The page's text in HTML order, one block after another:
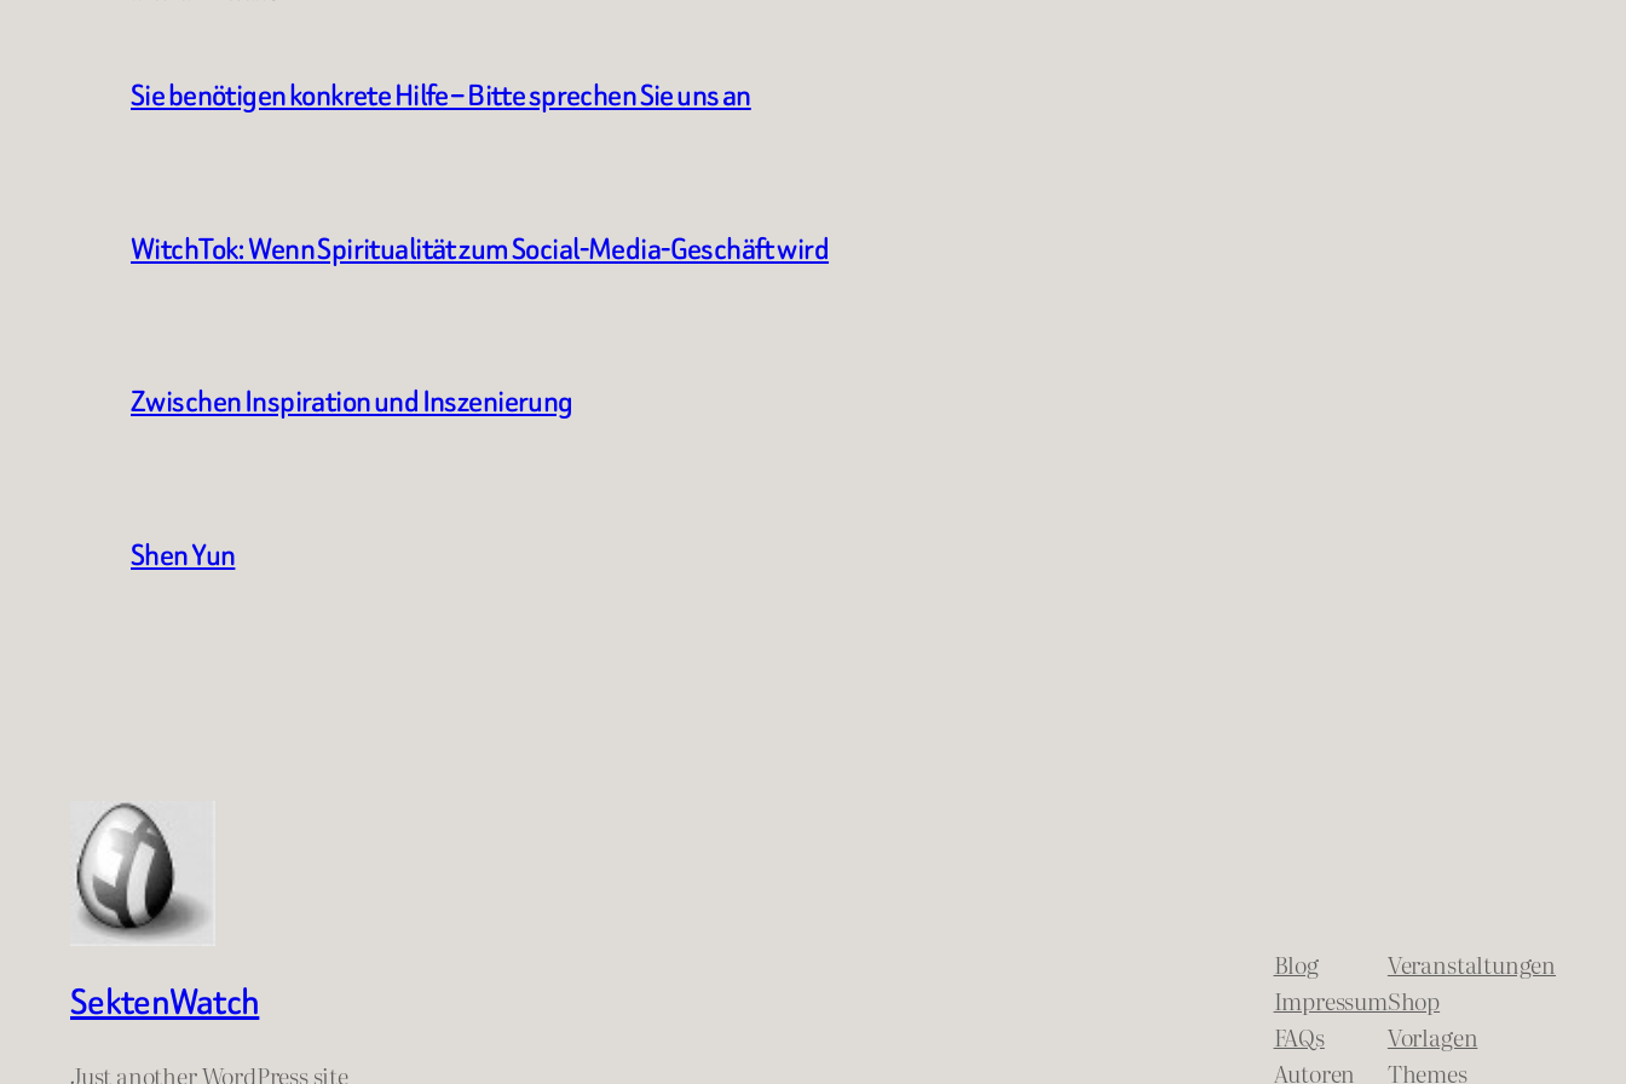
Sie benötigen konkrete Hilfe – Bitte sprechen Sie uns an
WitchTok: Wenn Spiritualität zum Social-Media-Geschäft wird
Zwischen Inspiration und Inszenierung
Shen Yun
SektenWatch
Just another WordPress site
Blog
Impressum
FAQs
Autoren
Veranstaltungen
Shop
Vorlagen
Themes